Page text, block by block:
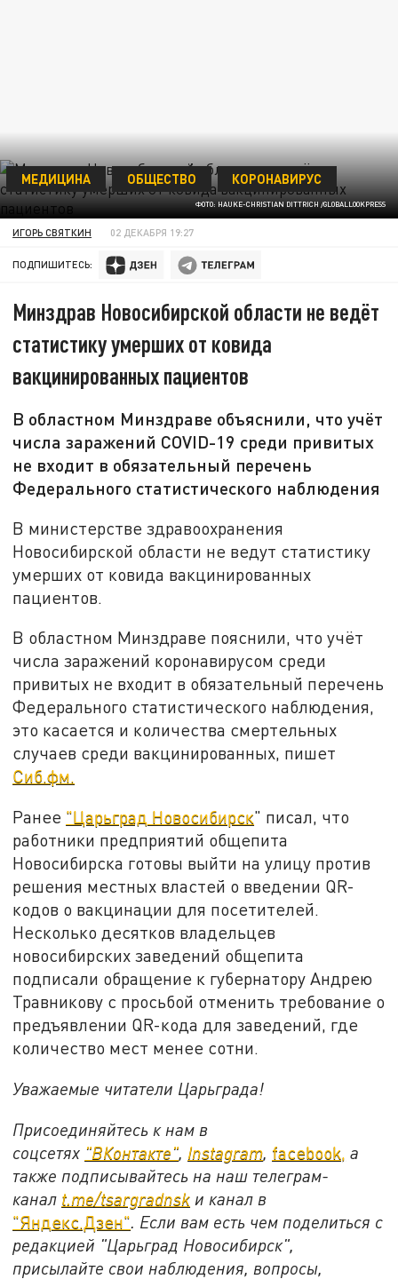
ФОТО: HAUKE-CHRISTIAN DITTRICH /GLOBALLOOKPRESS
МЕДИЦИНА ОБЩЕСТВО КОРОНАВИРУС
ИГОРЬ СВЯТКИН 02 ДЕКАБРЯ 19:27
ПОДПИШИТЕСЬ:
Минздрав Новосибирской области не ведёт
статистику умерших от ковида
вакцинированных пациентов
В областном Минздраве объяснили, что учёт
числа заражений COVID-19 среди привитых
не входит в обязательный перечень
Федерального статистического наблюдения
В министерстве здравоохранения
Новосибирской области не ведут статистику
умерших от ковида вакцинированных
пациентов.
В областном Минздраве пояснили, что учёт
числа заражений коронавирусом среди
привитых не входит в обязательный перечень
Федерального статистического наблюдения,
это касается и количества смертельных
случаев среди вакцинированных, пишет
Сиб.фм.
Ранее "Царьград Новосибирск" писал, что
работники предприятий общепита
Новосибирска готовы выйти на улицу против
решения местных властей о введении QR-
кодов о вакцинации для посетителей.
Несколько десятков владельцев
новосибирских заведений общепита
подписали обращение к губернатору Андрею
Травникову с просьбой отменить требование о
предъявлении QR-кода для заведений, где
количество мест менее сотни.
Уважаемые читатели Царьграда!
Присоединяйтесь к нам в
соцсетях "ВКонтакте" Instagram facebook, а
также подписывайтесь на наш телеграм-
канал t.me/tsargradnsk и канал в
"Яндекс.Дзен" . Если вам есть чем поделиться с
редакцией "Царьград Новосибирск",
присылайте свои наблюдения, вопросы,